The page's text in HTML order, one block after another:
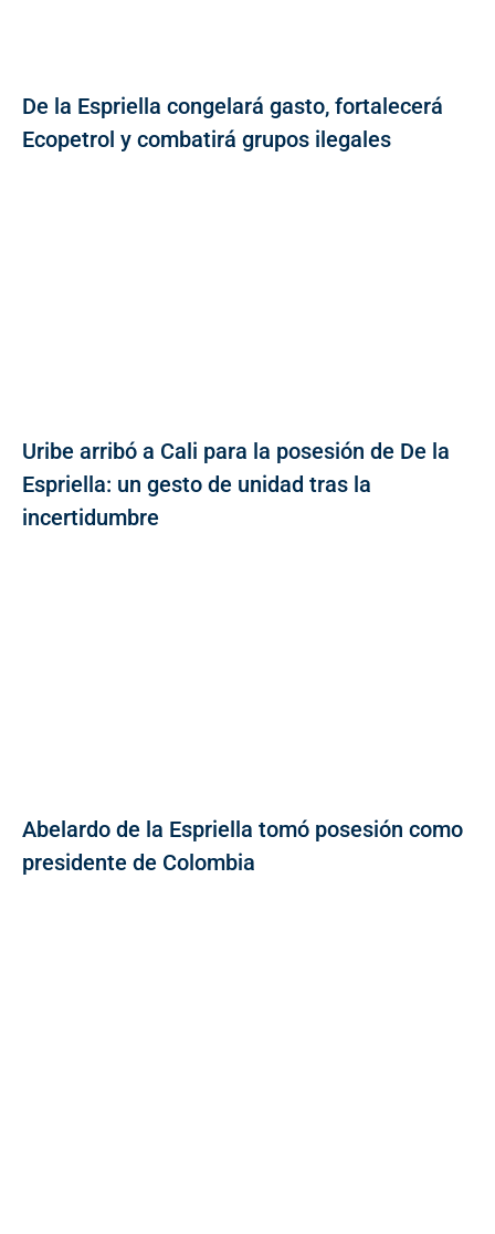
De la Espriella congelará gasto, fortalecerá
Ecopetrol y combatirá grupos ilegales
Uribe arribó a Cali para la posesión de De la
Espriella: un gesto de unidad tras la
incertidumbre
Abelardo de la Espriella tomó posesión como
presidente de Colombia